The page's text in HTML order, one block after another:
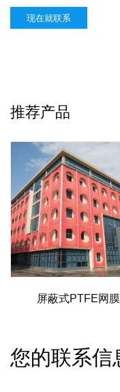
现在就联系
推荐产品
蛭石
您的联系信